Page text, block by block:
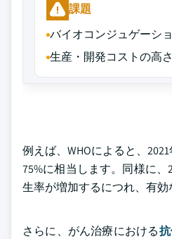
課題
バイオコンジュゲーシ
生産・開発コストの高さ
例えば、WHOによると、
75%に相当します。同様に
生率が増加するにつれ、有効
さらに、がん治療における